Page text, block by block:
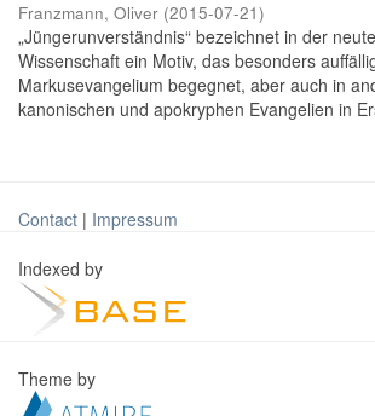
Franzmann, Oliver (2015-07-21)
„Jüngerunverständnis“ bezeichnet in der
Wissenschaft ein Motiv, das besonders
Markusevangelium begegnet, aber auch in
kanonischen und apokryphen Evangelien in
Contact | Impressum
Indexed by
Theme by